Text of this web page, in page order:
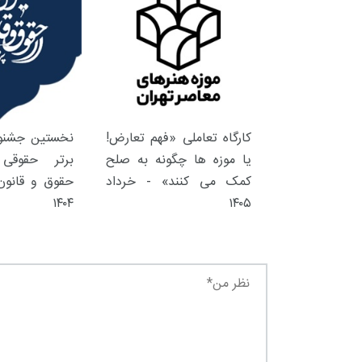
کارگاه تعاملی «فهم تعارض!
یا موزه ها چگونه به صلح
کمک می کنند» - خرداد
۱۴۰۵
نخستین
برتر
حقوق و
۱۴۰۴